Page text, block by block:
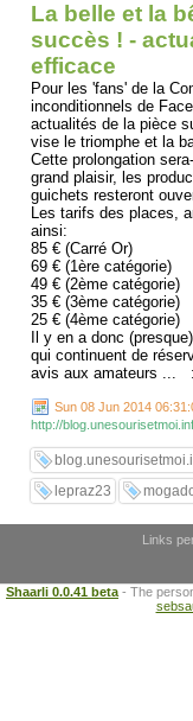
La belle et la
succès ! -
efficace
Pour les 'fans' de la
inconditionnels de
actualités de la pièce
vise le triomphe et la
Cette prolongation
grand plaisir, les
guichets resteront
Les tarifs des places,
ainsi:
85 € (Carré Or)
69 € (1ère catégorie)
49 € (2ème catégorie)
35 € (3ème catégorie)
25 € (4ème catégorie)
Il y en a donc
qui continuent de
avis aux amateurs ...
Sun 08 Jun 2014
http://
lepraz23
Links
Shaarli 0.0.41 beta - The